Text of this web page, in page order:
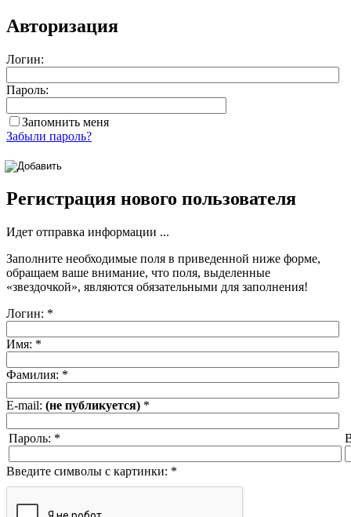
Авторизация
Логин:
Пароль:
Запомнить меня
Забыли пароль?
Регистрация нового пользователя
Идет отправка информации ...
Заполните необходимые поля в приведенной ниже форме,
обращаем ваше внимание, что поля, выделенные
«звездочкой», являются обязательными для заполнения!
Логин: *
Имя: *
Фамилия: *
E-mail: (не публикуется) *
Пароль: *
Введите символы с картинки: *